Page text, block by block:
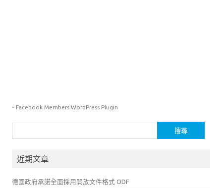
- Facebook Members WordPress Plugin
尋
鍵近期文章
德國政府承諾全面採用開放文件格式 ODF